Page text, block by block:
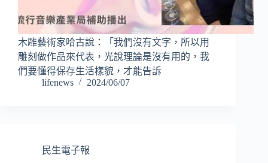
木雕藝術家哈古說：「我們沒有文字，所以用
雕刻做作品來代表，光說理論是沒有用的，我
們要懂得保存生活樣貌，才能告訴
lifenews
2024/06/07
民生電子報